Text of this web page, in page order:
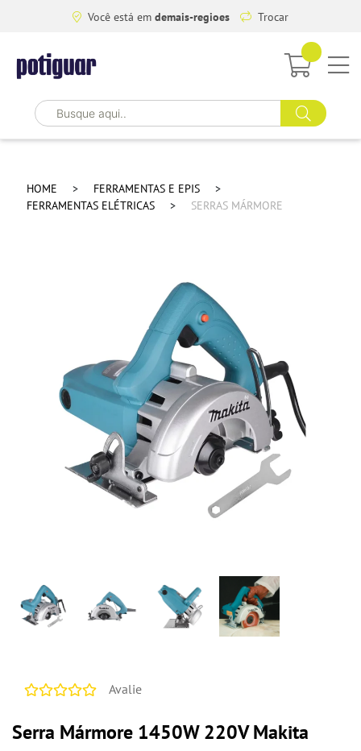
Você está em demais-regioes Trocar
HOME
FERRAMENTAS E EPIS
FERRAMENTAS ELÉTRICAS
SERRAS MÁRMORE
Avalie
Serra Mármore 1450W 220V Makita